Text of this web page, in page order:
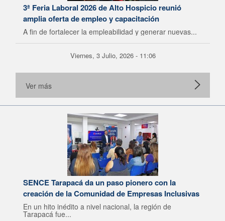
3ª Feria Laboral 2026 de Alto Hospicio reunió
amplia oferta de empleo y capacitación
A fin de fortalecer la empleabilidad y generar nuevas...
Viernes, 3 Julio, 2026 - 11:06
Ver más
SENCE Tarapacá da un paso pionero con la
creación de la Comunidad de Empresas Inclusivas
En un hito inédito a nivel nacional, la región de
Tarapacá fue...